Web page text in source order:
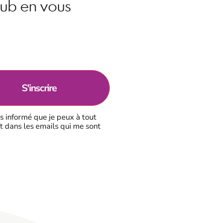
en vous
informé que je peux à tout
les emails qui me sont